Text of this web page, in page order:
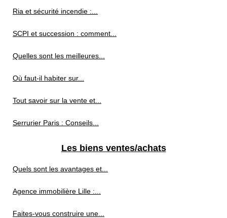
Ria et sécurité incendie :...
SCPI et succession : comment...
Quelles sont les meilleures...
Où faut-il habiter sur...
Tout savoir sur la vente et...
Serrurier Paris : Conseils...
Les biens ventes/achats
Quels sont les avantages et...
Agence immobilière Lille :...
Faites-vous construire une...